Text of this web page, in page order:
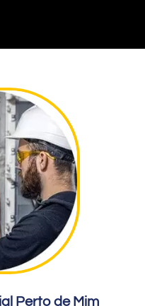
Perto de Mim